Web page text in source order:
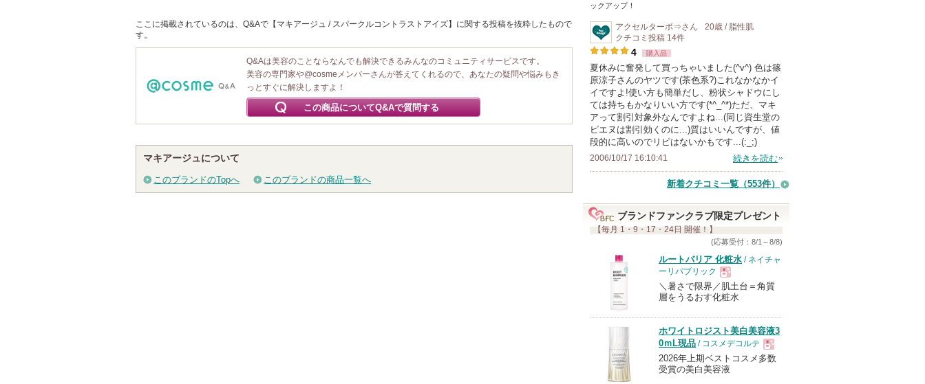
ここに掲載されているのは、Q&Aで【マキアージュ / スパークルコントラストアイズ】に関する投稿を抜粋したもので
す。
Q&Aは美容のことならなんでも解決できるみんなのコミュニティサービスです。
美容の専門家や@cosmeメンバーさんが答えてくれるので、あなたの疑問や悩みもき
っとすぐに解決しますよ！
この商品についてQ&Aで質問する
マキアージュについて
このブランドのTopへ このブランドの商品一覧へ
ックアップ！
アクセルターボ⇒さん
20歳 / 脂性肌
クチコミ投稿 14件
4 購入品
夏休みに奮発して買っちゃいました(^v^) 色は篠
原涼子さんのヤツです(茶色系?)これなかなかイ
イですよ!使い方も簡単だし、粉状シャドウにし
ては持ちもかなりいい方です(*^_^*)ただ、マキ
アって割引対象外なんですよね...(同じ資生堂の
ピエヌは割引効くのに...)質はいいんですが、値
段的に高いのでリピはないかもです...(:_;)
2006/10/17 16:10:41 続きを読む
新着クチコミ一覧 （553件）
ブランドファンクラブ限定プレゼント
【毎月 1・9・17・24日 開催！】
(応募受付：8/1～8/8)
ルートバリア 化粧水 / ネイチャ
ーリパブリック
現
品
＼暑さで限界／肌土台＝角質
層をうるおす化粧水
ホワイトロジスト美白美容液3
0ｍL現品 / コスメデコルテ
現
2026年上期ベストコスメ多数
受賞の美白美容液